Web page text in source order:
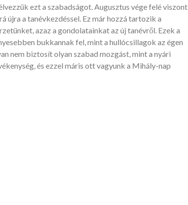
ezt a szabadságot. Augusztus vége felé viszont
újra a tanévkezdéssel. Ez már hozzá tartozik a
azaz a gondolatainkat az új tanévről. Ezek a
bukkannak fel, mint a hullócsillagok az égen
nem biztosít olyan szabad mozgást, mint a nyári
és ezzel máris ott vagyunk a Mihály-nap